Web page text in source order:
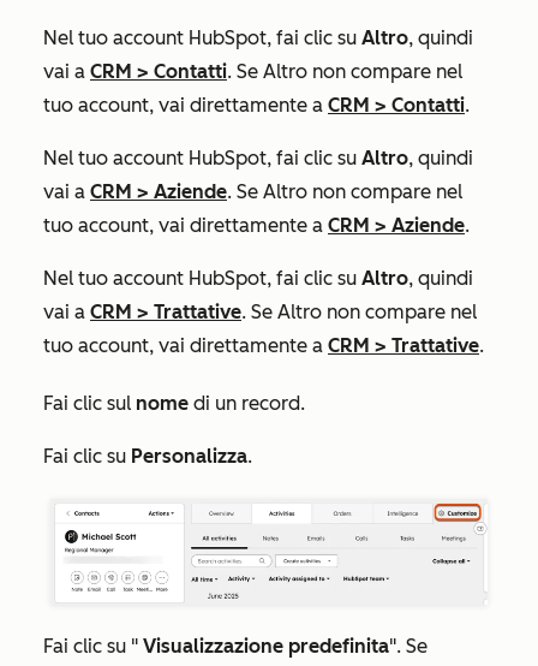
Nel tuo account HubSpot, fai clic su Altro, quindi
vai a CRM > Contatti. Se Altro non compare nel
tuo account, vai direttamente a CRM > Contatti.
Nel tuo account HubSpot, fai clic su Altro, quindi
vai a CRM > Aziende. Se Altro non compare nel
tuo account, vai direttamente a CRM > Aziende.
Nel tuo account HubSpot, fai clic su Altro, quindi
vai a CRM > Trattative. Se Altro non compare nel
tuo account, vai direttamente a CRM > Trattative.
Fai clic sul nome di un record.
Fai clic su Personalizza.
Fai clic su " Visualizzazione predefinita". Se